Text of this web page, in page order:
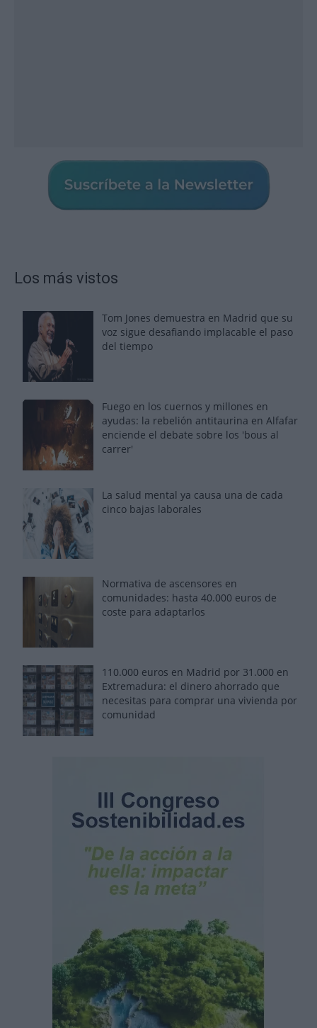
Los más vistos
Tom Jones demuestra en Madrid que su
voz sigue desafiando implacable el paso
del tiempo
Fuego en los cuernos y millones en
ayudas: la rebelión antitaurina en Alfafar
enciende el debate sobre los 'bous al
carrer'
La salud mental ya causa una de cada
cinco bajas laborales
Normativa de ascensores en
comunidades: hasta 40.000 euros de
coste para adaptarlos
110.000 euros en Madrid por 31.000 en
Extremadura: el dinero ahorrado que
necesitas para comprar una vivienda por
comunidad